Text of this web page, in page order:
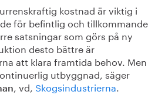
kostnad är viktig i
för befintlig och tillkommande
satsningar som görs på ny
desto bättre är
att klara framtida behov. Men
utbyggnad, säger
, vd, Skogsindustrierna.